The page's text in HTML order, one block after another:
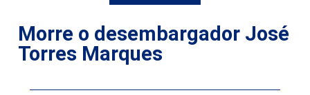
Morre o desembargador José
Torres Marques